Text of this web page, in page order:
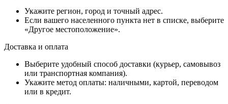
Укажите регион, город и точный адрес.
Если вашего населенного пункта нет в списке, выберите
«Другое местоположение».
Доставка и оплата
Выберите удобный способ доставки (курьер, самовывоз
или транспортная компания).
Укажите метод оплаты: наличными, картой, переводом
или в кредит.